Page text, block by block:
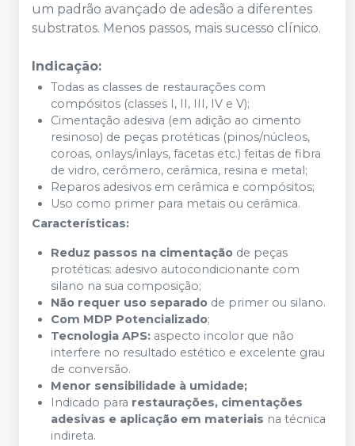
um padrão avançado de adesão a diferentes
substratos. Menos passos, mais sucesso clínico.
Indicação:
Todas as classes de restaurações com
compósitos (classes I, II, III, IV e V);
Cimentação adesiva (em adição ao cimento
resinoso) de peças protéticas (pinos/núcleos,
coroas, onlays/inlays, facetas etc.) feitas de fibra
de vidro, cerômero, cerâmica, resina e metal;
Reparos adesivos em cerâmica e compósitos;
Uso como primer para metais ou cerâmica.
Características:
Reduz passos na cimentação de peças
protéticas: adesivo autocondicionante com
silano na sua composição;
Não requer uso separado de primer ou silano.
Com MDP Potencializado;
Tecnologia APS: aspecto incolor que não
interfere no resultado estético e excelente grau
de conversão.
Menor sensibilidade à umidade;
Indicado para restaurações, cimentações
adesivas e aplicação em materiais na técnica
indireta.